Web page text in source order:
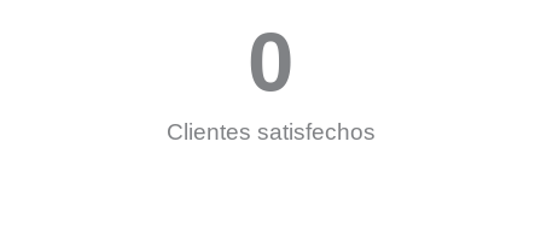
Clientes satisfechos
0